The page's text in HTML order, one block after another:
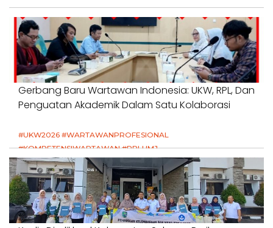
Gerbang Baru Wartawan Indonesia: UKW, RPL, Dan
Penguatan Akademik Dalam Satu Kolaborasi
#UKW2026 #WARTAWANPROFESIONAL
#KOMPETENSIWARTAWAN #RPLUMJ
#PENDIDIKANWARTAWAN #SWINASIONAL #SWIJABAR
1 Agustus 2026